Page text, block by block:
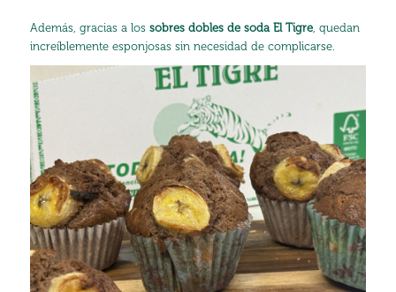
Además, gracias a los sobres dobles de soda El Tigre, quedan
increíblemente esponjosas sin necesidad de complicarse.